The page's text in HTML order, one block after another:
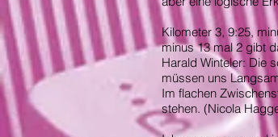
Kilometer 3, 9:25,
minus 13 mal 2 gibt
Harald Winteler: Die
müssen uns
Im flachen
stehen. (Nicola